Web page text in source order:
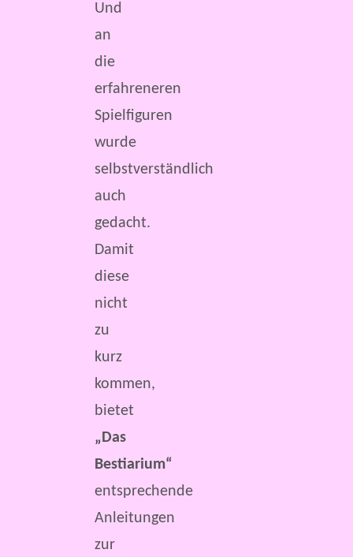
Und
an
die
erfahreneren
Spielfiguren
wurde
selbstverständlich
auch
gedacht.
Damit
diese
nicht
zu
kurz
kommen,
bietet
„Das
Bestiarium“
entsprechende
Anleitungen
zur